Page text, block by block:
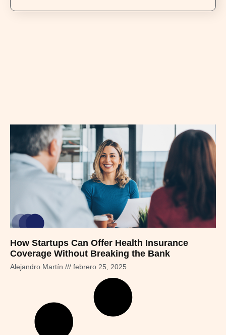
How Startups Can Offer Health Insurance
Coverage Without Breaking the Bank
Alejandro Martín febrero 25, 2025